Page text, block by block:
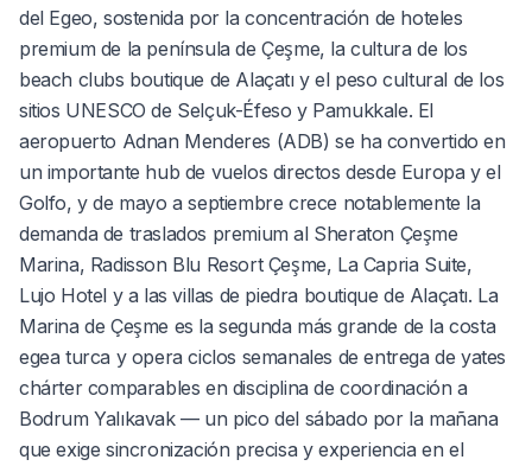
del Egeo, sostenida por la concentración de hoteles
premium de la península de Çeşme, la cultura de los
beach clubs boutique de Alaçatı y el peso cultural de los
sitios UNESCO de Selçuk-Éfeso y Pamukkale. El
aeropuerto Adnan Menderes (ADB) se ha convertido en
un importante hub de vuelos directos desde Europa y el
Golfo, y de mayo a septiembre crece notablemente la
demanda de traslados premium al Sheraton Çeşme
Marina, Radisson Blu Resort Çeşme, La Capria Suite,
Lujo Hotel y a las villas de piedra boutique de Alaçatı. La
Marina de Çeşme es la segunda más grande de la costa
egea turca y opera ciclos semanales de entrega de yates
chárter comparables en disciplina de coordinación a
Bodrum Yalıkavak — un pico del sábado por la mañana
que exige sincronización precisa y experiencia en el